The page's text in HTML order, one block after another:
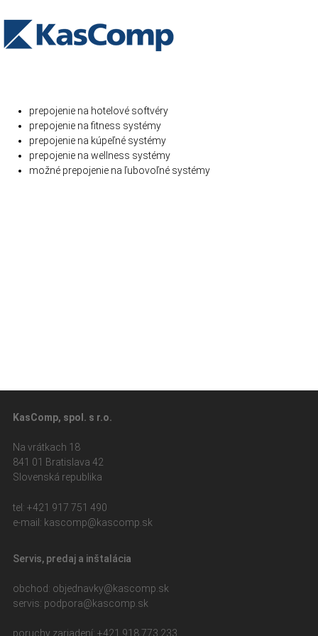
prepojenie na hotelové softvéry
prepojenie na fitness systémy
prepojenie na kúpeľné systémy
prepojenie na wellness systémy
možné prepojenie na ľubovoľné systémy
KasComp, spol. s r.o.
Na vrátkach 18
841 01 Bratislava 42
Slovenská republika
tel: +421 917 751 490
e-mail: kascomp@kascomp.sk
Servis, predaj a inštalácia
obchod: objednavky@kascomp.sk
servis: podpora@kascomp.sk
poruchy zariadení: +421 918 773 233